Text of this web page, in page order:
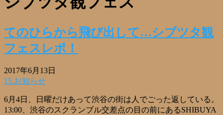
てのひらから飛び出して…シブツタ観
フェスレポ！
2017年6月13日
15.お知らせ
6月4日、日曜だけあって渋谷の街は人でごった返している。
13:00、渋谷のスクランブル交差点の目の前にあるSHIBUYA